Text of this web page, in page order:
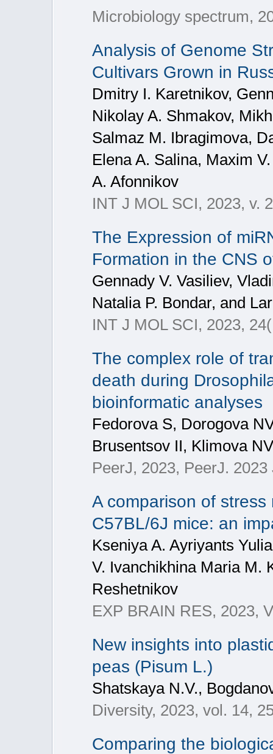
Microbiology spectrum,
Analysis of Genome
Cultivars Grown in
Dmitry I. Karetnikov,
Nikolay A. Shmakov,
Salmaz M. Ibragimova,
Elena A. Salina, Maxim
A. Afonnikov
INT J MOL SCI, 2023, v.
The Expression of
Formation in the CNS
Gennady V. Vasiliev,
Natalia P. Bondar, and
INT J MOL SCI, 2023,
The complex role of
death during
bioinformatic analyses
Fedorova S, Dorogova
Brusentsov II, Klimova
PeerJ, 2023, PeerJ. 2023
A comparison of
C57BL/6J mice: an
Kseniya A. Ayriyants
V. Ivanchikhina Maria M.
Reshetnikov
EXP BRAIN RES, 2023,
New insights into
peas (Pisum L.)
Shatskaya N.V.,
Diversity, 2023, vol. 14,
Comparing the